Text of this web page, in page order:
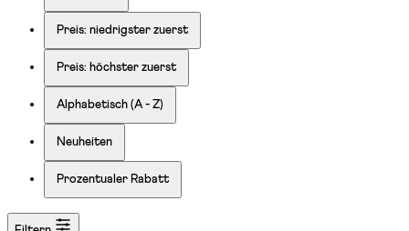
Preis: niedrigster zuerst
Preis: höchster zuerst
Alphabetisch (A - Z)
Neuheiten
Prozentualer Rabatt